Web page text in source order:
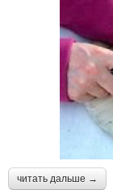
читать дальше →